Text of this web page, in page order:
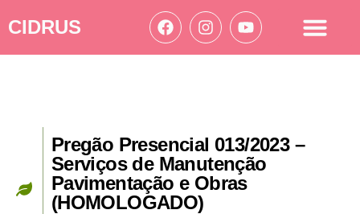
CIDRUS
Pregão Presencial 013/2023 –
Serviços de Manutenção
Pavimentação e Obras
(HOMOLOGADO)